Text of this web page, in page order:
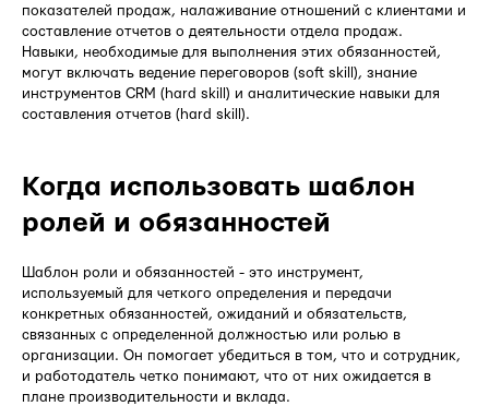
показателей продаж, налаживание отношений с клиентами и
составление отчетов о деятельности отдела продаж.
Навыки, необходимые для выполнения этих обязанностей,
могут включать ведение переговоров (soft skill), знание
инструментов CRM (hard skill) и аналитические навыки для
составления отчетов (hard skill).
Когда использовать шаблон
ролей и обязанностей
Шаблон роли и обязанностей - это инструмент,
используемый для четкого определения и передачи
конкретных обязанностей, ожиданий и обязательств,
связанных с определенной должностью или ролью в
организации. Он помогает убедиться в том, что и сотрудник,
и работодатель четко понимают, что от них ожидается в
плане производительности и вклада.